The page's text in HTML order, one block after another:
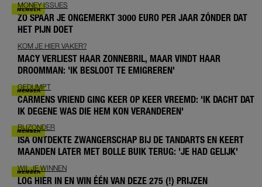
MONEY ISSUES
ZO SPAAR JE ONGEMERKT 3000 EURO PER JAAR ZÓNDER DAT
HET PIJN DOET
KOM JE HIER VAKER?
MACY VERLIEST HAAR ZONNEBRIL, MAAR VINDT HAAR
DROOMMAN: 'IK BESLOOT TE EMIGREREN'
GEDUMPT
CARMENS VRIEND GING KEER OP KEER VREEMD: 'IK DACHT DAT
IK DEGENE WAS DIE HEM KON VERANDEREN'
BIJZONDER
ISA ONTDEKTE ZWANGERSCHAP BIJ DE TANDARTS EN KEERT
MAANDEN LATER MET BOLLE BUIK TERUG: 'JE HAD GELIJK'
WIL JE WINNEN
LOG HIER IN EN WIN ÉÉN VAN DEZE 275 (!) PRIJZEN